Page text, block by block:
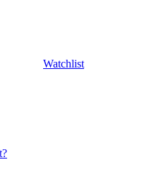
Watchlist